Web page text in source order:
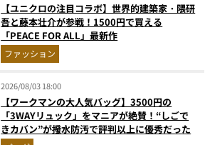
【ユニクロの注目コラボ】世界的建築家・隈研
吾と藤本壮介が参戦！1500円で買える
「PEACE FOR ALL」最新作
ファッション
2026/08/03 18:00
【ワークマンの大人気バッグ】3500円の
「3WAYリュック」をマニアが絶賛！“しごで
きカバン”が撥水防汚で評判以上に優秀だった